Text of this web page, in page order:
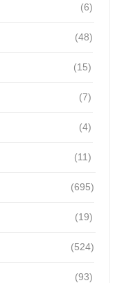
(6)
(48)
(15)
(7)
(4)
(11)
(695)
(19)
(524)
(93)